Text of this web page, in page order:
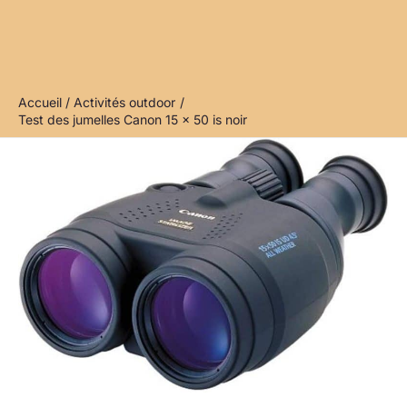
Accueil
Activités outdoor
Test des jumelles Canon 15 x 50 is noir